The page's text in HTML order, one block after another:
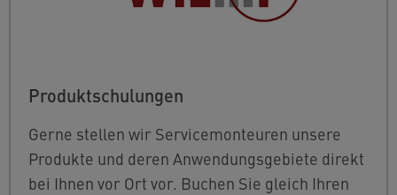
Produktschulungen
Gerne stellen wir Servicemonteuren unsere
Produkte und deren Anwendungsgebiete direkt
bei Ihnen vor Ort vor. Buchen Sie gleich Ihren